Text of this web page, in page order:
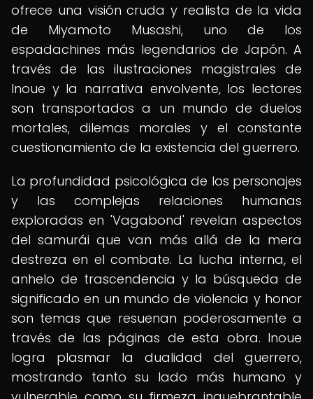
ofrece una visión cruda y realista de la vida
de Miyamoto Musashi, uno de los
espadachines más legendarios de Japón. A
través de las ilustraciones magistrales de
Inoue y la narrativa envolvente, los lectores
son transportados a un mundo de duelos
mortales, dilemas morales y el constante
cuestionamiento de la existencia del guerrero.
La profundidad psicológica de los personajes
y las complejas relaciones humanas
exploradas en 'Vagabond' revelan aspectos
del samurái que van más allá de la mera
destreza en el combate. La lucha interna, el
anhelo de trascendencia y la búsqueda de
significado en un mundo de violencia y honor
son temas que resuenan poderosamente a
través de las páginas de esta obra. Inoue
logra plasmar la dualidad del guerrero,
mostrando tanto su lado más humano y